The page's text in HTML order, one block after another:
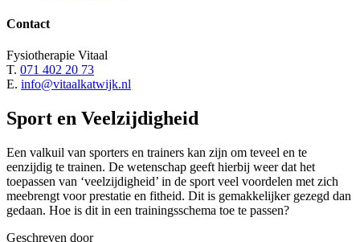
Contact
Fysiotherapie Vitaal
T. 071 402 20 73
E. info@vitaalkatwijk.nl
Sport en Veelzijdigheid
Een valkuil van sporters en trainers kan zijn om teveel en te
eenzijdig te trainen. De wetenschap geeft hierbij weer dat het
toepassen van ‘veelzijdigheid’ in de sport veel voordelen met zich
meebrengt voor prestatie en fitheid. Dit is gemakkelijker gezegd dan
gedaan. Hoe is dit in een trainingsschema toe te passen?
Geschreven door